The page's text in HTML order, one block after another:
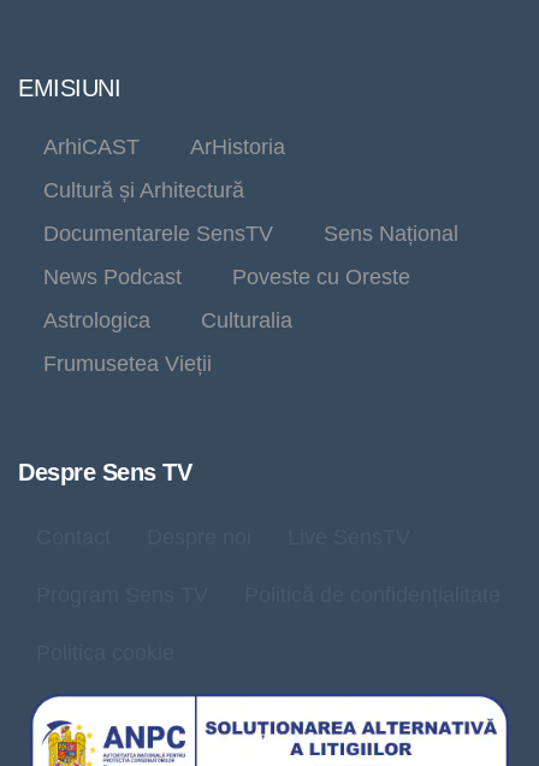
EMISIUNI
ArhiCAST
ArHistoria
Cultură și Arhitectură
Documentarele SensTV
Sens Național
News Podcast
Poveste cu Oreste
Astrologica
Culturalia
Frumusetea Vieții
Despre Sens TV